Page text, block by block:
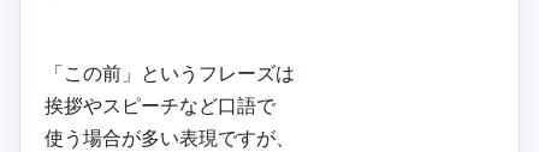
「この前」というフレーズは
挨拶やスピーチなど口語で
使う場合が多い表現ですが、